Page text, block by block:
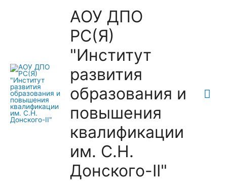
АОУ ДПО
РС(Я)
"Институт
развития
образования и
повышения
квалификации
им. С.Н.
Донского-II"